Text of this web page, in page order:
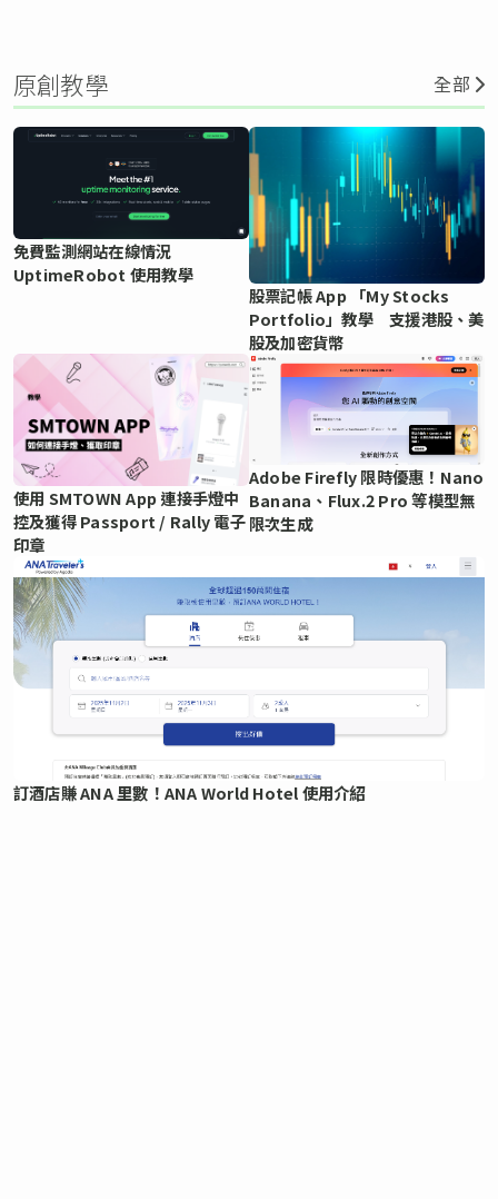
原創教學 全部
免費監測網站在線情況
UptimeRobot 使用教學
股票記帳 App 「My Stocks
Portfolio」教學 支援港股、美
股及加密貨幣
使用 SMTOWN App 連接手燈中
控及獲得 Passport / Rally 電子
印章
Adobe Firefly 限時優惠！Nano
Banana、Flux.2 Pro 等模型無
限次生成
訂酒店賺 ANA 里數！ANA World Hotel 使用介紹